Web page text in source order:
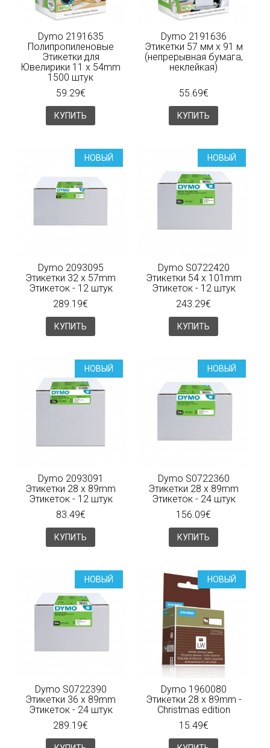
Dymo 2191635
Полипропиленовые
Этикетки для
Ювелирики 11 x 54mm
1500 штук
59.29€
КУПИТЬ
Dymo 2191636
Этикетки 57 мм x 91 м
(непрерывная бумага,
неклейкая)
55.69€
КУПИТЬ
НОВЫЙ
Dymo 2093095
Этикетки 32 x 57mm
Этикеток - 12 штук
289.19€
КУПИТЬ
НОВЫЙ
Dymo S0722420
Этикетки 54 x 101mm
Этикеток - 12 штук
243.29€
КУПИТЬ
НОВЫЙ
Dymo 2093091
Этикетки 28 x 89mm
Этикеток - 12 штук
83.49€
КУПИТЬ
НОВЫЙ
Dymo S0722360
Этикетки 28 x 89mm
Этикеток - 24 штук
156.09€
КУПИТЬ
НОВЫЙ
Dymo S0722390
Этикетки 36 x 89mm
Этикеток - 24 штук
289.19€
НОВЫЙ
Dymo 1960080
Этикетки 28 x 89mm -
Christmas edition
15.49€